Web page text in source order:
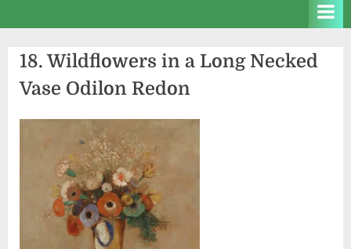
18. Wildflowers in a Long Necked
Vase Odilon Redon